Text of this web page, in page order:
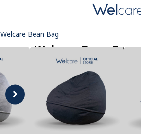
Welcare Bean Bag
Welcare Bean Bag
฿ 12,090
OPTIONS :
Navy
Black
Red